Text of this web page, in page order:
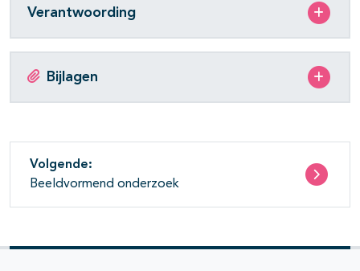
Verantwoording
Bijlagen
Volgende:
Beeldvormend onderzoek